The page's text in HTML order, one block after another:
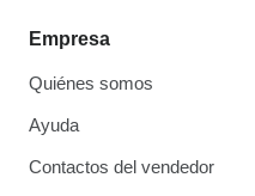
Empresa
Quiénes somos
Ayuda
Contactos del vendedor